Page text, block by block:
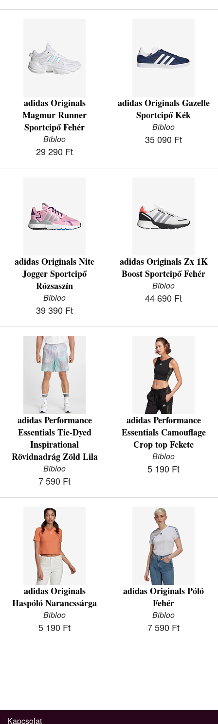
adidas Originals
Magmur Runner
Sportcipő Fehér
Bibloo
29 290 Ft
adidas Originals Gazelle
Sportcipő Kék
Bibloo
35 090 Ft
adidas Originals Nite
Jogger Sportcipő
Rózsaszín
Bibloo
39 390 Ft
adidas Originals Zx 1K
Boost Sportcipő Fehér
Bibloo
44 690 Ft
adidas Performance
Essentials Tie-Dyed
Inspirational
Rövidnadrág Zöld Lila
Bibloo
7 590 Ft
adidas Performance
Essentials Camouflage
Crop top Fekete
Bibloo
5 190 Ft
adidas Originals
Haspóló Narancssárga
Bibloo
5 190 Ft
adidas Originals Póló
Fehér
Bibloo
7 590 Ft
Kapcsolat